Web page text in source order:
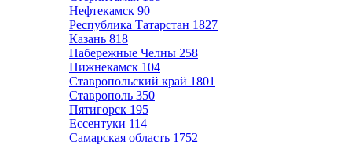
Нефтекамск 90
Республика Татарстан 1827
Казань 818
Набережные Челны 258
Нижнекамск 104
Ставропольский край 1801
Ставрополь 350
Пятигорск 195
Ессентуки 114
Самарская область 1752